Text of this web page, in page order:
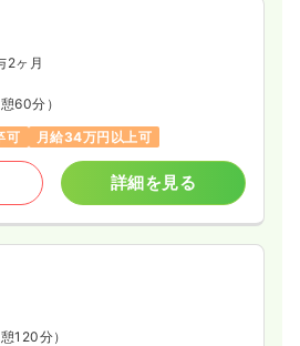
2ヶ月
憩60分）
可 月給34万円以上可
詳細を見る
憩120分）